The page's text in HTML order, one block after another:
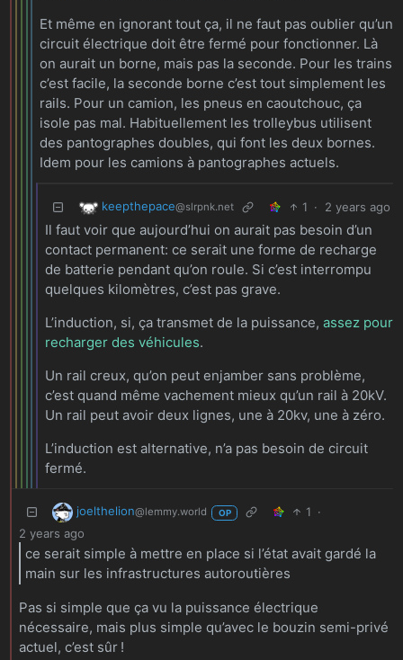
Et même en ignorant tout ça, il ne faut pas oublier qu’un
circuit électrique doit être fermé pour fonctionner. Là
on aurait un borne, mais pas la seconde. Pour les trains
c’est facile, la seconde borne c’est tout simplement les
rails. Pour un camion, les pneus en caoutchouc, ça
isole pas mal. Habituellement les trolleybus utilisent
des pantographes doubles, qui font les deux bornes.
Idem pour les camions à pantographes actuels.
keepthepace@slrpnk.net 1 · 2 years ago
Il faut voir que aujourd’hui on aurait pas besoin d’un
contact permanent: ce serait une forme de recharge
de batterie pendant qu’on roule. Si c’est interrompu
quelques kilomètres, c’est pas grave.
L’induction, si, ça transmet de la puissance, assez pour
recharger des véhicules.
Un rail creux, qu’on peut enjamber sans problème,
c’est quand même vachement mieux qu’un rail à 20kV.
Un rail peut avoir deux lignes, une à 20kv, une à zéro.
L’induction est alternative, n’a pas besoin de circuit
fermé.
joelthelion@lemmy.world OP 1 ·
2 years ago
ce serait simple à mettre en place si l’état avait gardé la
main sur les infrastructures autoroutières
Pas si simple que ça vu la puissance électrique
nécessaire, mais plus simple qu’avec le bouzin semi-privé
actuel, c’est sûr !